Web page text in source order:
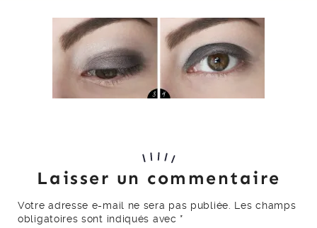
Laisser un commentaire
Votre adresse e-mail ne sera pas publiée.
Les champs
obligatoires sont indiqués avec *